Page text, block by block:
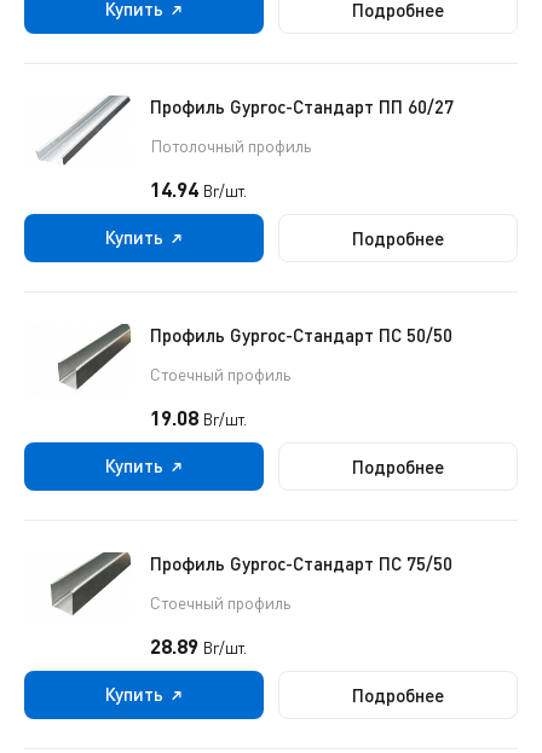
Купить Подробнее
Профиль Gyproc-Стандарт ПП 60/27
Потолочный профиль
14.94 Br/шт.
Купить Подробнее
Профиль Gyproc-Стандарт ПC 50/50
Стоечный профиль
19.08 Br/шт.
Купить Подробнее
Профиль Gyproc-Стандарт ПC 75/50
Стоечный профиль
28.89 Br/шт.
Купить Подробнее